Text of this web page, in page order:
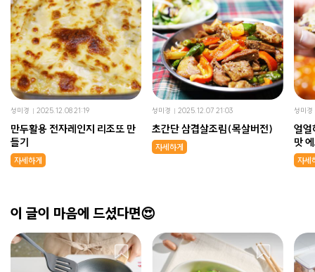
성미경 2025.12.08 21:19
만두활용 전자레인지 리조또 만
들기
자세하게
성미경 2025.12.07 21:03
초간단 삼겹살조림(목살버전)
자세하게
성미경
얼얼
맛
자세
이 글이 마음에 드셨다면😍